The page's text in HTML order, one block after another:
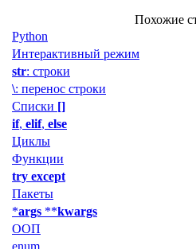
Похожие
Python
Интерактивный режим
str: строки
\: перенос строки
Списки []
if, elif, else
Циклы
Функции
try except
Пакеты
*args **kwargs
ООП
enum